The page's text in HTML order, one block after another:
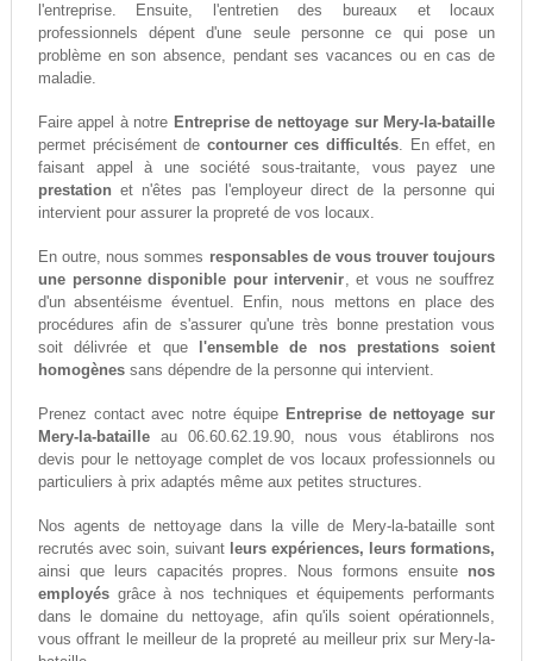
l'entreprise. Ensuite, l'entretien des bureaux et locaux
professionnels dépent d'une seule personne ce qui pose un
problème en son absence, pendant ses vacances ou en cas de
maladie.
Faire appel à notre Entreprise de nettoyage sur Mery-la-bataille
permet précisément de contourner ces difficultés. En effet, en
faisant appel à une société sous-traitante, vous payez une
prestation et n'êtes pas l'employeur direct de la personne qui
intervient pour assurer la propreté de vos locaux.
En outre, nous sommes responsables de vous trouver toujours
une personne disponible pour intervenir, et vous ne souffrez
d'un absentéisme éventuel. Enfin, nous mettons en place des
procédures afin de s'assurer qu'une très bonne prestation vous
soit délivrée et que
l'ensemble de nos prestations soient
homogènessans dépendre de la personne qui intervient.
Prenez contact avec notre équipe Entreprise de nettoyage sur
Mery-la-batailleau 06.60.62.19.90, nous vous établirons nos
devis pour le nettoyage complet de vos locaux professionnels ou
particuliers à prix adaptés même aux petites structures.
Nos agents de nettoyage dans la ville de Mery-la-bataille sont
recrutés avec soin, suivant leurs expériences, leurs formations,
ainsi que leurs capacités propres. Nous formons ensuite nos
employésgrâce à nos techniques et équipements performants
dans le domaine du nettoyage, afin qu'ils soient opérationnels,
vous offrant le meilleur de la propreté au meilleur prix sur Mery-la-